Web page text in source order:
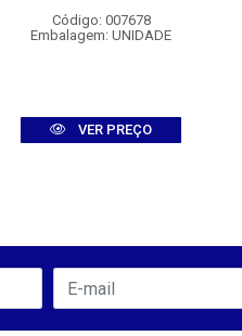
Código: 007678
Embalagem: UNIDADE
VER PREÇO